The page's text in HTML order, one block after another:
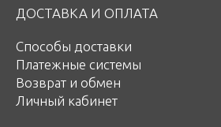
ДОСТАВКА И ОПЛАТА
Способы доставки
Платежные системы
Возврат и обмен
Личный кабинет